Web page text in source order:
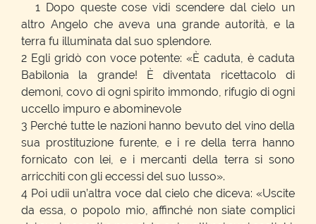
1 Dopo queste cose vidi scendere dal cielo un
altro Angelo che aveva una grande autorità, e la
terra fu illuminata dal suo splendore.
2 Egli gridò con voce potente: «È caduta, è caduta
Babilonia la grande! È diventata ricettacolo di
demoni, covo di ogni spirito immondo, rifugio di ogni
uccello impuro e abominevole
3 Perché tutte le nazioni hanno bevuto del vino della
sua prostituzione furente, e i re della terra hanno
fornicato con lei, e i mercanti della terra si sono
arricchiti con gli eccessi del suo lusso».
4 Poi udii un’altra voce dal cielo che diceva: «Uscite
da essa, o popolo mio, affinché non siate complici